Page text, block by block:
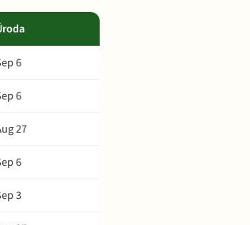
6
6
27
6
3